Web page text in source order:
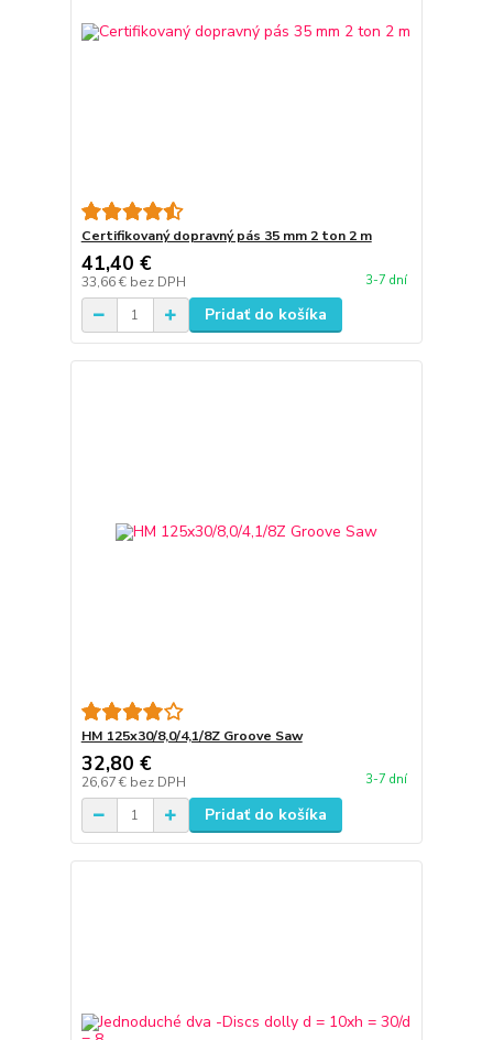
Certifikovaný dopravný pás 35 mm 2 ton 2 m
41,40 €
33,66 € bez DPH 3-7 dní
Pridať do košíka
HM 125x30/8,0/4,1/8Z Groove Saw
32,80 €
26,67 € bez DPH 3-7 dní
Pridať do košíka